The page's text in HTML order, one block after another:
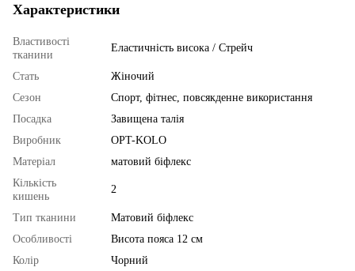
Характеристики
Властивості
тканини
Еластичність висока / Стрейч
Стать
Жіночий
Сезон
Спорт, фітнес, повсякденне використання
Посадка
Завищена талія
Виробник
OPT-KOLO
Матеріал
матовий біфлекс
Кількість
кишень
2
Тип тканини
Матовий біфлекс
Особливості
Висота пояса 12 см
Колір
Чорний